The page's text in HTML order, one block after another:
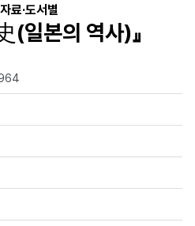
료·도서별
(일본의 역사)』